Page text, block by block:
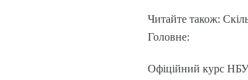
Читайте також:
Головне:
Офіційний курс